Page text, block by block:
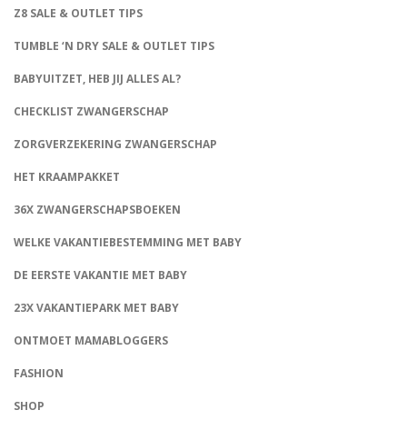
Z8 SALE & OUTLET TIPS
TUMBLE ‘N DRY SALE & OUTLET TIPS
BABYUITZET, HEB JIJ ALLES AL?
CHECKLIST ZWANGERSCHAP
ZORGVERZEKERING ZWANGERSCHAP
HET KRAAMPAKKET
36X ZWANGERSCHAPSBOEKEN
WELKE VAKANTIEBESTEMMING MET BABY
DE EERSTE VAKANTIE MET BABY
23X VAKANTIEPARK MET BABY
ONTMOET MAMABLOGGERS
FASHION
SHOP